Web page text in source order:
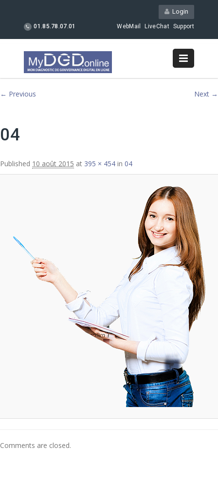
Login
01.85.78.07.01 WebMail LiveChat Support
Image navigation
← Previous Next →
04
Published 10 août 2015 at 395 × 454 in 04
Comments are closed.